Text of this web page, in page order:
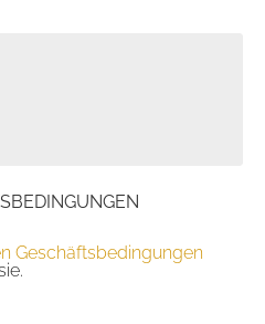
Geschäftsbedingungen